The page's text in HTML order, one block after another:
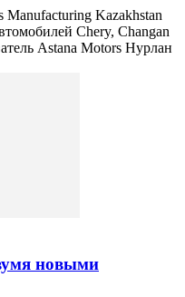
Manufacturing Kazakhstan
Chery, Changan
Astana Motors Нурлан
новыми